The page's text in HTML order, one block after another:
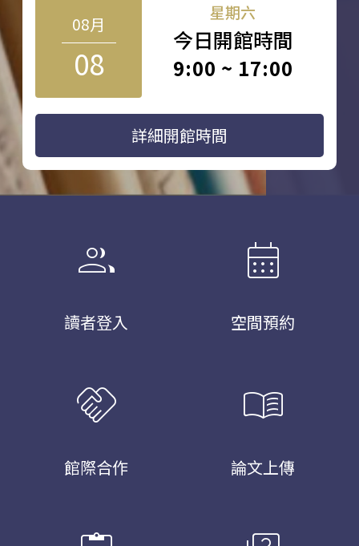
08月
08
星期六
今日開館時間
9:00 ~ 17:00
詳細開館時間
group
讀者登入
calendar_month
空間預約
handshake
館際合作
menu_book
論文上傳